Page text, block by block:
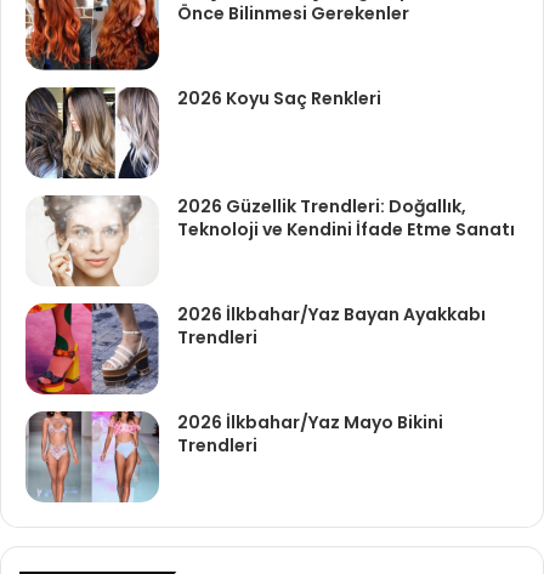
Önce Bilinmesi Gerekenler
2026 Koyu Saç Renkleri
2026 Güzellik Trendleri: Doğallık,
Teknoloji ve Kendini İfade Etme Sanatı
2026 İlkbahar/Yaz Bayan Ayakkabı
Trendleri
2026 İlkbahar/Yaz Mayo Bikini
Trendleri